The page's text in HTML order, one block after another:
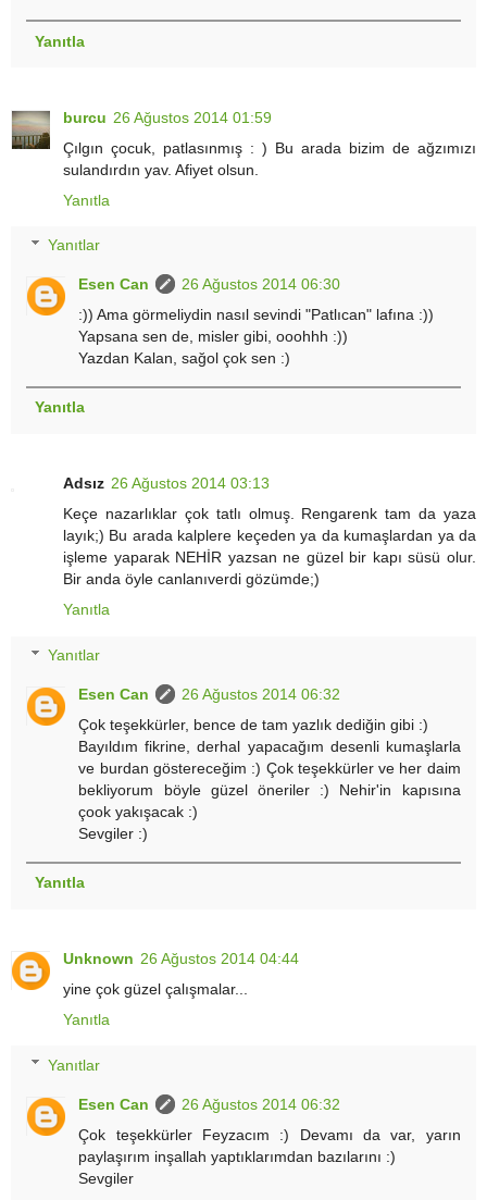
Yanıtla
burcu 26 Ağustos 2014 01:59
Çılgın çocuk, patlasınmış : ) Bu arada bizim de ağzımızı
sulandırdın yav. Afiyet olsun.
Yanıtla
Yanıtlar
Esen Can
26 Ağustos 2014 06:30
:)) Ama görmeliydin nasıl sevindi "Patlıcan" lafına :))
Yapsana sen de, misler gibi, ooohhh :))
Yazdan Kalan, sağol çok sen :)
Yanıtla
Adsız 26 Ağustos 2014 03:13
Keçe nazarlıklar çok tatlı olmuş. Rengarenk tam da yaza
layık;) Bu arada kalplere keçeden ya da kumaşlardan ya da
işleme yaparak NEHİR yazsan ne güzel bir kapı süsü olur.
Bir anda öyle canlanıverdi gözümde;)
Yanıtla
Yanıtlar
Esen Can
26 Ağustos 2014 06:32
Çok teşekkürler, bence de tam yazlık dediğin gibi :)
Bayıldım fikrine, derhal yapacağım desenli kumaşlarla
ve burdan göstereceğim :) Çok teşekkürler ve her daim
bekliyorum böyle güzel öneriler :) Nehir'in kapısına
çook yakışacak :)
Sevgiler :)
Yanıtla
Unknown 26 Ağustos 2014 04:44
yine çok güzel çalışmalar...
Yanıtla
Yanıtlar
Esen Can
26 Ağustos 2014 06:32
Çok teşekkürler Feyzacım :) Devamı da var, yarın
paylaşırım inşallah yaptıklarımdan bazılarını :)
Sevgiler